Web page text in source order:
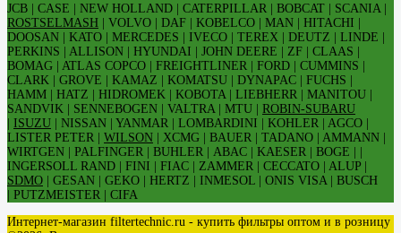
JCB | CASE | NEW HOLLAND | CATERPILLAR | BOBCAT | SCANIA |
ROSTSELMASH | VOLVO | DAF | KOBELCO | MAN | HITACHI |
DOOSAN | KATO | MERCEDES | IVECO | TEREX | DEUTZ | LINDE |
PERKINS | ALLISON | HYUNDAI | JOHN DEERE | ZF | CLAAS |
BOMAG | ATLAS COPCO | FREIGHTLINER | FORD | CUMMINS |
CLARK | GROVE | KAMAZ | KOMATSU | DYNAPAC | FUCHS |
HAMM | HATZ | HIDROMEK | KOBOTA | LIEBHERR | MANITOU |
SANDVIK | SENNEBOGEN | VALTRA | MTU | ROBIN-SUBARU
ISUZU | NISSAN | YANMAR | LOMBARDINI | KOHLER | AGCO |
LISTER PETER | WILSON | XCMG | BAUER | TADANO | AMMANN |
WIRTGEN | PALFINGER | BUHLER | ABAC | KAESER | BOGE | |
INGERSOLL RAND | FINI | FIAC | ZAMMER | CECCATO | ALUP |
SDMO | GESAN | GEKO | HERTZ | INMESOL | ONIS VISA | BUSCH
| PUTZMEISTER | CIFA
Интернет-магазин filtertechnic.ru - купить фильтры оптом и в розницу